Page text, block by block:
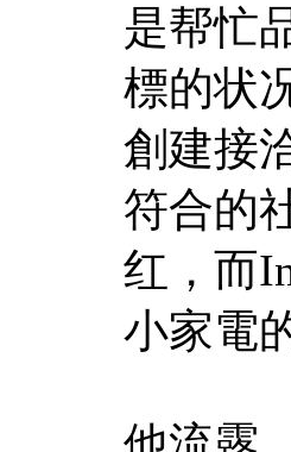
是帮忙
標的状
創建接
符合的
红，而
小家電